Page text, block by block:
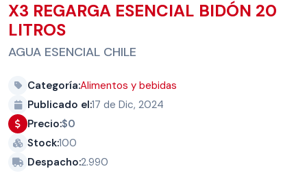
X3 REGARGA ESENCIAL BIDÓN 20
LITROS
AGUA ESENCIAL CHILE
Categoría:Alimentos y bebidas
Publicado el:17 de Dic, 2024
Precio:$0
Stock:100
Despacho:2.990